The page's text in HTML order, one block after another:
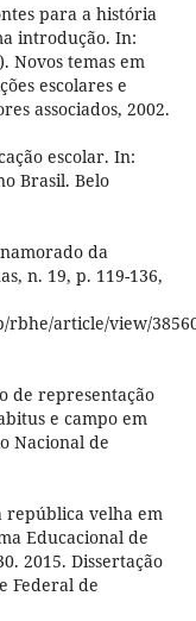
para a história
introdução. In:
Novos temas em
escolares e
associados, 2002.
escolar. In:
Brasil. Belo
da
n. 19, p. 119-136,
article/view/
de representação
e campo em
Nacional de
república velha em
Educacional de
2015. Dissertação
Federal de